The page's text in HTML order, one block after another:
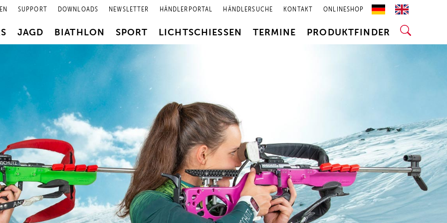
SUPPORT DOWNLOADS NEWSLETTER HÄNDLERPORTAL HÄNDLERSUCHE KONTAKT ONLINESHOP
JAGD BIATHLON SPORT LICHTSCHIESSEN TERMINE PRODUKTFINDER